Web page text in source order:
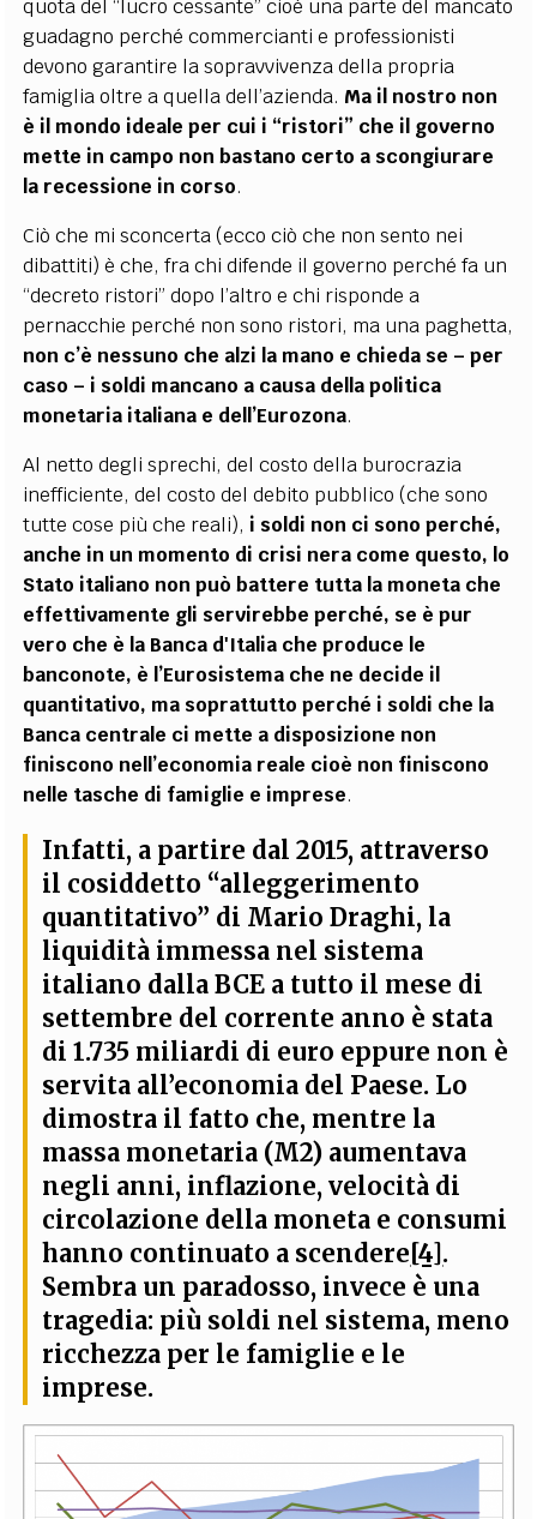
quota del “lucro cessante” cioè una parte del mancato
guadagno perché commercianti e professionisti
devono garantire la sopravvivenza della propria
famiglia oltre a quella dell’azienda. Ma il nostro non
è il mondo ideale per cui i “ristori” che il governo
mette in campo non bastano certo a scongiurare
la recessione in corso.
Ciò che mi sconcerta (ecco ciò che non sento nei
dibattiti) è che, fra chi difende il governo perché fa un
“decreto ristori” dopo l’altro e chi risponde a
pernacchie perché non sono ristori, ma una paghetta,
non c’è nessuno che alzi la mano e chieda se – per
caso – i soldi mancano a causa della politica
monetaria italiana e dell’Eurozona.
Al netto degli sprechi, del costo della burocrazia
inefficiente, del costo del debito pubblico (che sono
tutte cose più che reali), i soldi non ci sono perché,
anche in un momento di crisi nera come questo, lo
Stato italiano non può battere tutta la moneta che
effettivamente gli servirebbe perché, se è pur
vero che è la Banca d'Italia che produce le
banconote, è l’Eurosistema che ne decide il
quantitativo, ma soprattutto perché i soldi che la
Banca centrale ci mette a disposizione non
finiscono nell’economia reale cioè non finiscono
nelle tasche di famiglie e imprese.
Infatti, a partire dal 2015, attraverso
il cosiddetto “alleggerimento
quantitativo” di Mario Draghi, la
liquidità immessa nel sistema
italiano dalla BCE a tutto il mese di
settembre del corrente anno è stata
di 1.735 miliardi di euro eppure non è
servita all’economia del Paese. Lo
dimostra il fatto che, mentre la
massa monetaria (M2) aumentava
negli anni, inflazione, velocità di
circolazione della moneta e consumi
hanno continuato a scendere [4].
Sembra un paradosso, invece è una
tragedia: più soldi nel sistema, meno
ricchezza per le famiglie e le
imprese.